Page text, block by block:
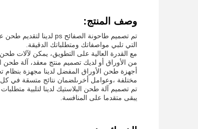
وصف المنتج:
التي تلبي مواصفاتك ومتطلباتك الدقيقة.
مع القدرة العالية على التطويق، يمكن لآلات
من الأوراق أو لديك تصميم منتج معقد، آلة طحن
مختلفة ،وعوامل أخرىلضمان نتائج متسقة في
تم تصميم آلة طحن البلاستيك لدينا لتلبية
يبقى متقدما على المنافسة.